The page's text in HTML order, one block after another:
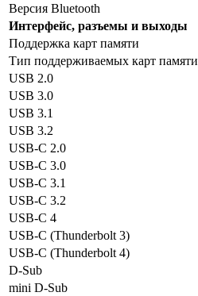
Версия Bluetooth
Интерфейс, разъемы и выходы
Поддержка карт памяти
Тип поддерживаемых карт памяти
USB 2.0
USB 3.0
USB 3.1
USB 3.2
USB-C 2.0
USB-C 3.0
USB-C 3.1
USB-C 3.2
USB-C 4
USB-C (Thunderbolt 3)
USB-C (Thunderbolt 4)
D-Sub
mini D-Sub